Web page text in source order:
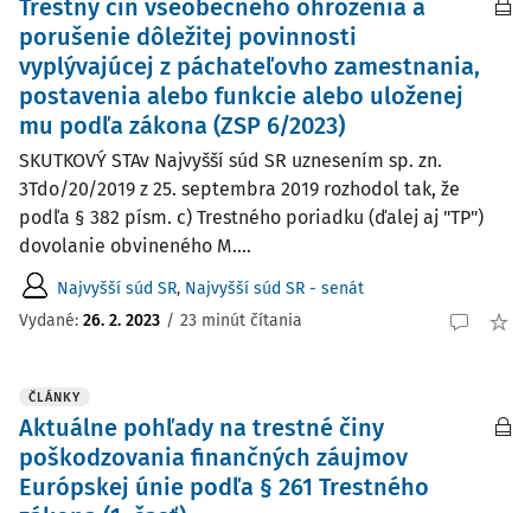
Trestný čin všeobecného ohrozenia a
porušenie dôležitej povinnosti
vyplývajúcej z páchateľovho zamestnania,
postavenia alebo funkcie alebo uloženej
mu podľa zákona (ZSP 6/2023)
SKUTKOVÝ STAv Najvyšší súd SR uznesením sp. zn.
3Tdo/20/2019 z 25. septembra 2019 rozhodol tak, že
podľa § 382 písm. c) Trestného poriadku (ďalej aj "TP")
dovolanie obvineného M....
Najvyšší súd SR, Najvyšší súd SR - senát
Vydané: 26. 2. 2023 / 23 minút čítania
ČLÁNKY
Aktuálne pohľady na trestné činy
poškodzovania finančných záujmov
Európskej únie podľa § 261 Trestného